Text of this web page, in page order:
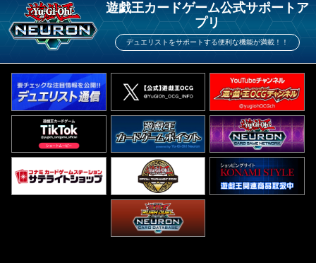
遊戯王カードゲーム公式サポートア
プリ
デュエリストをサポートする便利な機能が満載！！